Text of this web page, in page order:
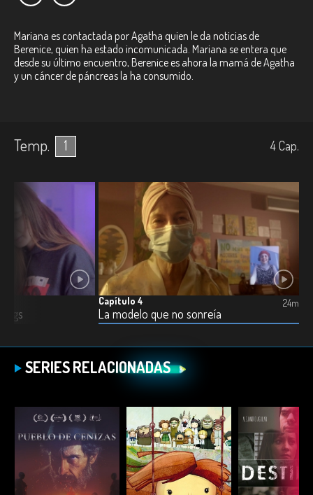
Mariana es contactada por Agatha quien le da noticias de
Berenice, quien ha estado incomunicada. Mariana se entera que
desde su último encuentro, Berenice es ahora la mamá de Agatha
y un cáncer de páncreas la ha consumido.
Temp. 1 4Cap.
Capítulo 4
La modelo que no sonreía
24m
SERIES RELACIONADAS